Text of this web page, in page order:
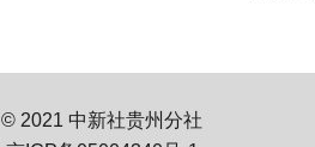
© 2021 中新社贵州分社